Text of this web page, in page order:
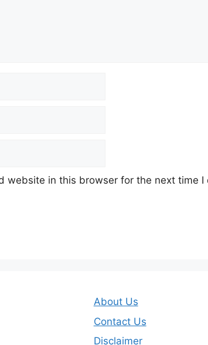
website in this browser for the next time I
About Us
Contact Us
Disclaimer